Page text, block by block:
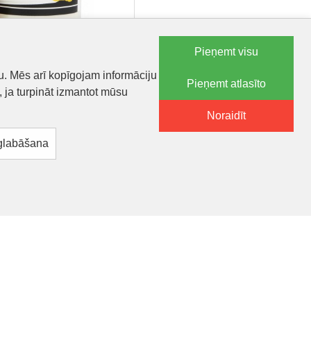
Mēs arī kopīgojam informāciju
turpināt izmantot mūsu
Pieņemt visu
Pieņemt atlasīto
Noraidīt